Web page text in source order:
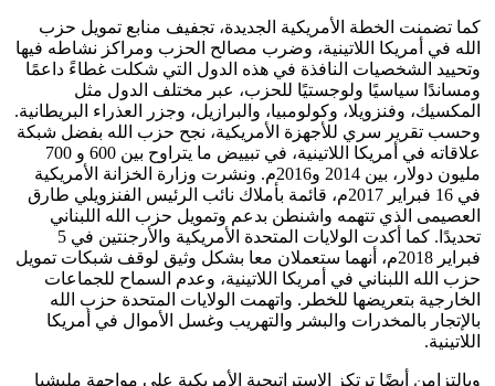
كما تضمنت الخطة الأمريكية الجديدة، تجفيف منابع تمويل حزب
الله في أمريكا اللاتينية، وضرب مصالح الحزب ومراكز نشاطه فيها
وتحييد الشخصيات النافذة في هذه الدول التي شكلت غطاءً داعمًا
ومساندًا سياسيًا ولوجستيًا للحزب، عبر مختلف الدول مثل
المكسيك، وفنزويلا، وكولومبيا، والبرازيل، وجزر العذراء البريطانية.
وحسب تقرير سري للأجهزة الأمريكية، نجح حزب الله بفضل شبكة
علاقاته في أمريكا اللاتينية، في تبييض ما يتراوح بين 600 و 700
مليون دولار، بين 2014 و2016م. ونشرت وزارة الخزانة الأمريكية
في 16 فبراير 2017م، قائمة بأملاك نائب الرئيس الفنزويلي طارق
العصيمى الذي تتهمه واشنطن بدعم وتمويل حزب الله اللبناني
تحديدًا. كما أكدت الولايات المتحدة الأمريكية والأرجنتين في 5
فبراير 2018م، أنهما ستعملان معا بشكل وثيق لوقف شبكات تمويل
حزب الله اللبناني في أمريكا اللاتينية، وعدم السماح للجماعات
الخارجية بتعريضها للخطر. واتهمت الولايات المتحدة حزب الله
بالإتجار بالمخدرات والبشر والتهريب وغسل الأموال في أمريكا
اللاتينية.
وبالتزامن أيضًا ترتكز الاستراتيجية الأمريكية على مواجهة مليشيا